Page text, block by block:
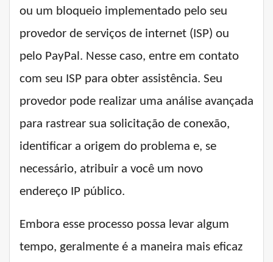
ou um bloqueio implementado pelo seu
provedor de serviços de internet (ISP) ou
pelo PayPal. Nesse caso, entre em contato
com seu ISP para obter assistência. Seu
provedor pode realizar uma análise avançada
para rastrear sua solicitação de conexão,
identificar a origem do problema e, se
necessário, atribuir a você um novo
endereço IP público.
Embora esse processo possa levar algum
tempo, geralmente é a maneira mais eficaz